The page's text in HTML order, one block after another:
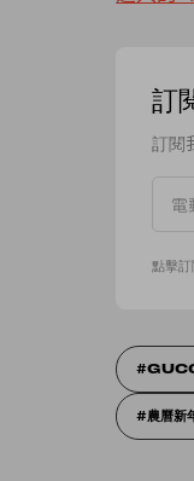
訂
訂閱
點擊
農曆新